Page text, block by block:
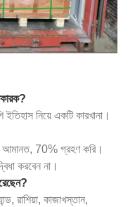
নিয়ে একটি কারখানা।
আমানত, 70% গ্রহণ করি।
করবেন না।
রাশিয়া, কাজাখস্তান,